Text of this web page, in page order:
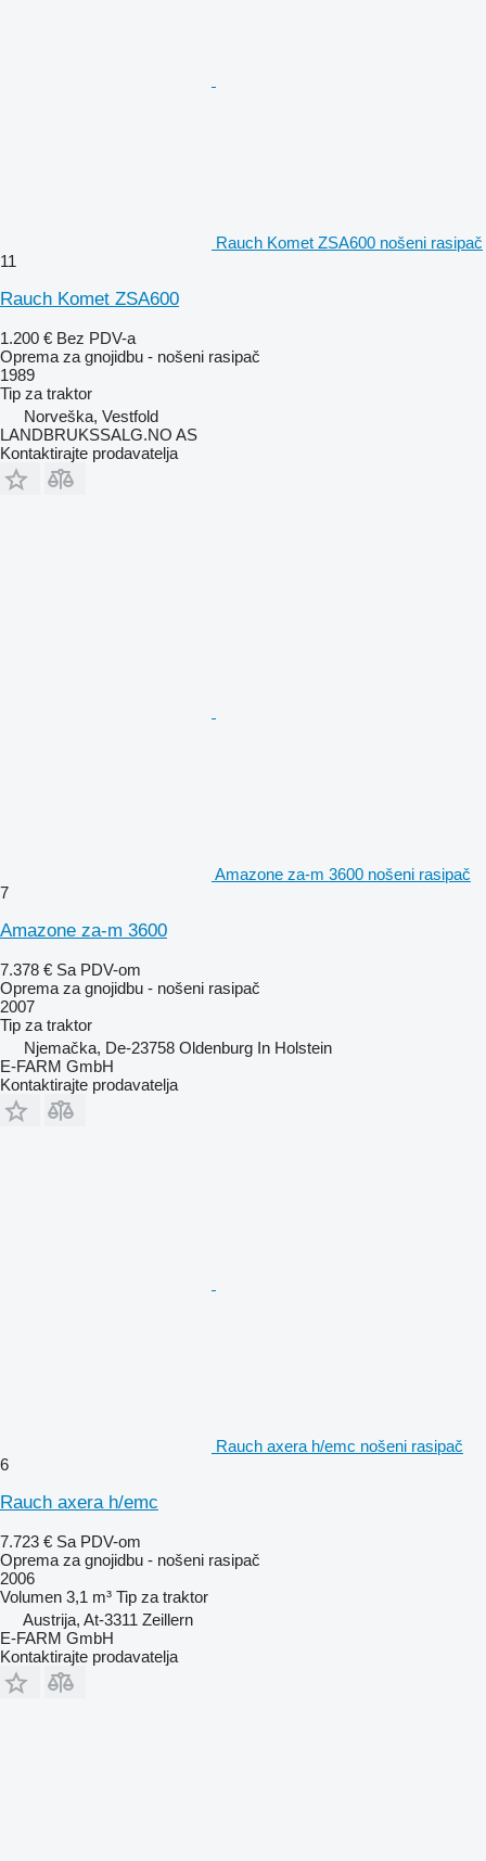
Rauch Komet ZSA600 nošeni rasipač
11
Rauch Komet ZSA600
1.200 € Bez PDV-a
Oprema za gnojidbu - nošeni rasipač
1989
Tip za traktor
Norveška, Vestfold
LANDBRUKSSALG.NO AS
Kontaktirajte prodavatelja
Amazone za-m 3600 nošeni rasipač
7
Amazone za-m 3600
7.378 € Sa PDV-om
Oprema za gnojidbu - nošeni rasipač
2007
Tip za traktor
Njemačka, De-23758 Oldenburg In Holstein
E-FARM GmbH
Kontaktirajte prodavatelja
Rauch axera h/emc nošeni rasipač
6
Rauch axera h/emc
7.723 € Sa PDV-om
Oprema za gnojidbu - nošeni rasipač
2006
Volumen 3,1 m³ Tip za traktor
Austrija, At-3311 Zeillern
E-FARM GmbH
Kontaktirajte prodavatelja